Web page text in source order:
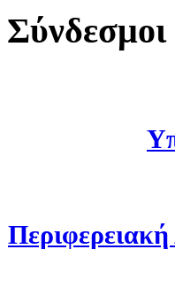
Σύνδεσμοι